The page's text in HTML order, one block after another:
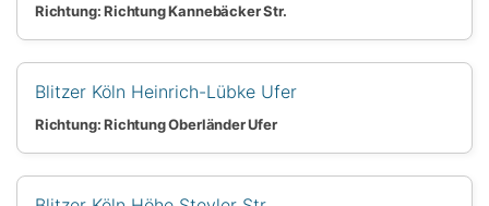
Richtung: Richtung Kannebäcker Str.
Blitzer Köln Heinrich-Lübke Ufer
Richtung: Richtung Oberländer Ufer